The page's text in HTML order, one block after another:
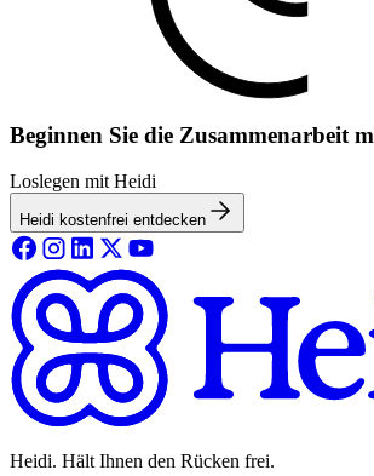
Beginnen Sie die Zusammenarbeit
Loslegen mit Heidi
Heidi kostenfrei entdecken
Heidi. Hält Ihnen den Rücken frei.